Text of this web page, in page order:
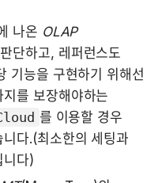
나온 OLAP
단하고, 레퍼런스도
기능을 구현하기 위해선
를 보장해야하는
를 이용할 경우
다.(최소한의 세팅과
니다)